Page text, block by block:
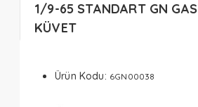
1/9-65 STANDART GN
KÜVET
Ürün Kodu: 6GN00038